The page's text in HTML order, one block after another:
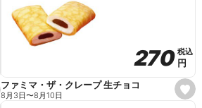
s
e
270
270 税込
税込
円
円
ファミマ・ザ・クレープ 生チョコ
8月3日〜8月10日